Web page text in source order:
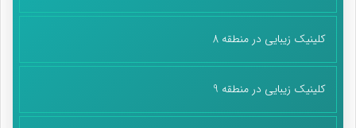
کلینیک زیبایی در منطقه 8
کلینیک زیبایی در منطقه 9